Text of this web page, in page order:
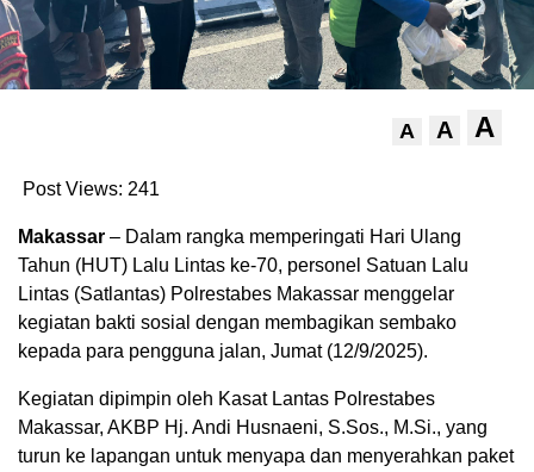
A A A
Post Views: 241
Makassar – Dalam rangka memperingati Hari Ulang
Tahun (HUT) Lalu Lintas ke-70, personel Satuan Lalu
Lintas (Satlantas) Polrestabes Makassar menggelar
kegiatan bakti sosial dengan membagikan sembako
kepada para pengguna jalan, Jumat (12/9/2025).
Kegiatan dipimpin oleh Kasat Lantas Polrestabes
Makassar, AKBP Hj. Andi Husnaeni, S.Sos., M.Si., yang
turun ke lapangan untuk menyapa dan menyerahkan paket